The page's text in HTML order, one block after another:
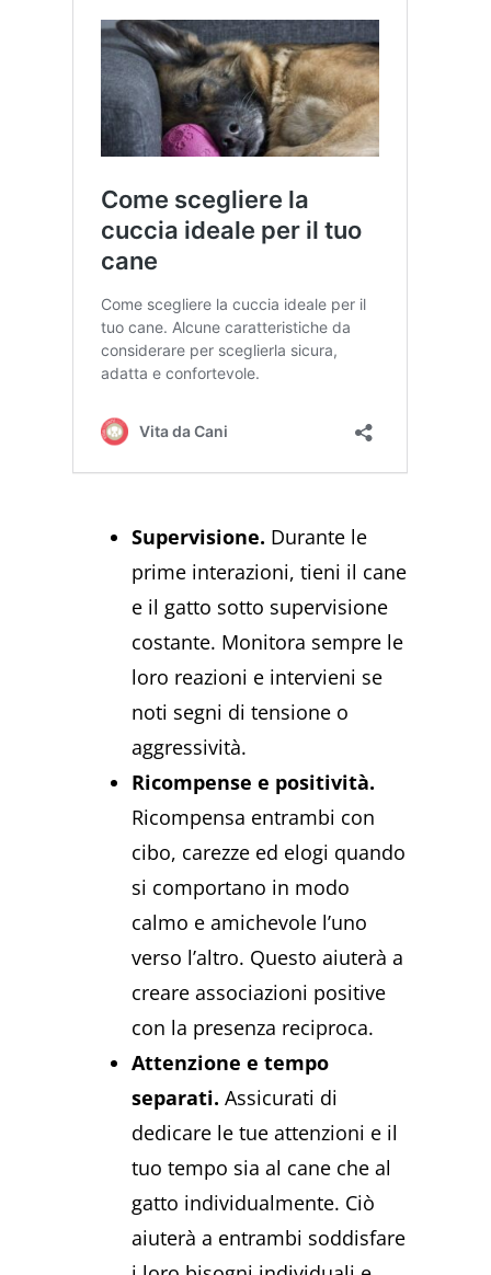
Supervisione. Durante le
prime interazioni, tieni il cane
e il gatto sotto supervisione
costante. Monitora sempre le
loro reazioni e intervieni se
noti segni di tensione o
aggressività.
Ricompense e positività.
Ricompensa entrambi con
cibo, carezze ed elogi quando
si comportano in modo
calmo e amichevole l’uno
verso l’altro. Questo aiuterà a
creare associazioni positive
con la presenza reciproca.
Attenzione e tempo
separati. Assicurati di
dedicare le tue attenzioni e il
tuo tempo sia al cane che al
gatto individualmente. Ciò
aiuterà a entrambi soddisfare